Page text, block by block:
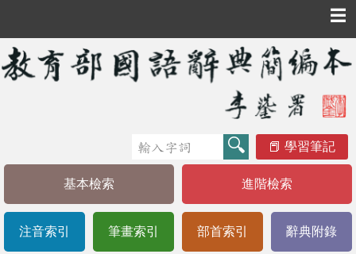
☰
學習筆記
基本檢索 進階檢索
注音索引 筆畫索引 部首索引 辭典附錄